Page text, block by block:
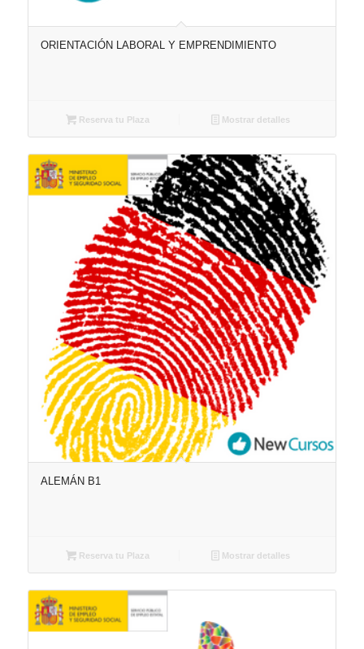
ORIENTACIÓN LABORAL Y EMPRENDIMIENTO
Reserva tu Plaza Mostrar detalles
ALEMÁN B1
Reserva tu Plaza Mostrar detalles